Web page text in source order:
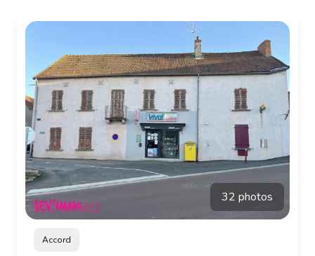
vente
location
biens
vendus
estimation
alerte
e-
mail
32 photos
Accord